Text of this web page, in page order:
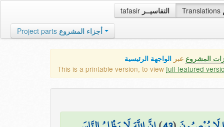
tafasir التفاسيــر Translations
Project parts أجزاء المشروع
المشروع عبر الواجهة الرئيسية
This is a printable version, to view full-featured